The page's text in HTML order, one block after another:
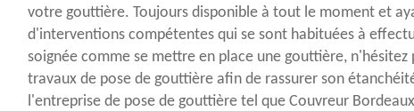
votre gouttière. Toujours disponible à tout le moment et
d'interventions compétentes qui se sont habituées à
soignée comme se mettre en place une gouttière,
travaux de pose de gouttière afin de rassurer son
l'entreprise de pose de gouttière tel que Couvreur